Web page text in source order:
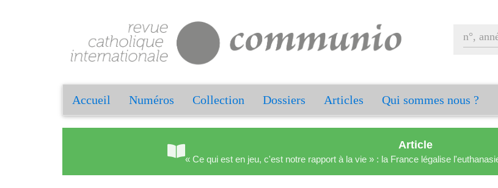
Accueil Numéros Collection Dossiers Articles Qui sommes nous ?
Article
« Ce qui est en jeu, c'est notre rapport à la vie » : la France légalise